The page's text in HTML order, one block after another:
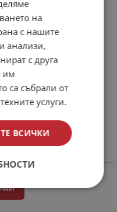
на
с нашите
анализи,
с друга
им
са събрали от
услуги.
ВСИЧКИ